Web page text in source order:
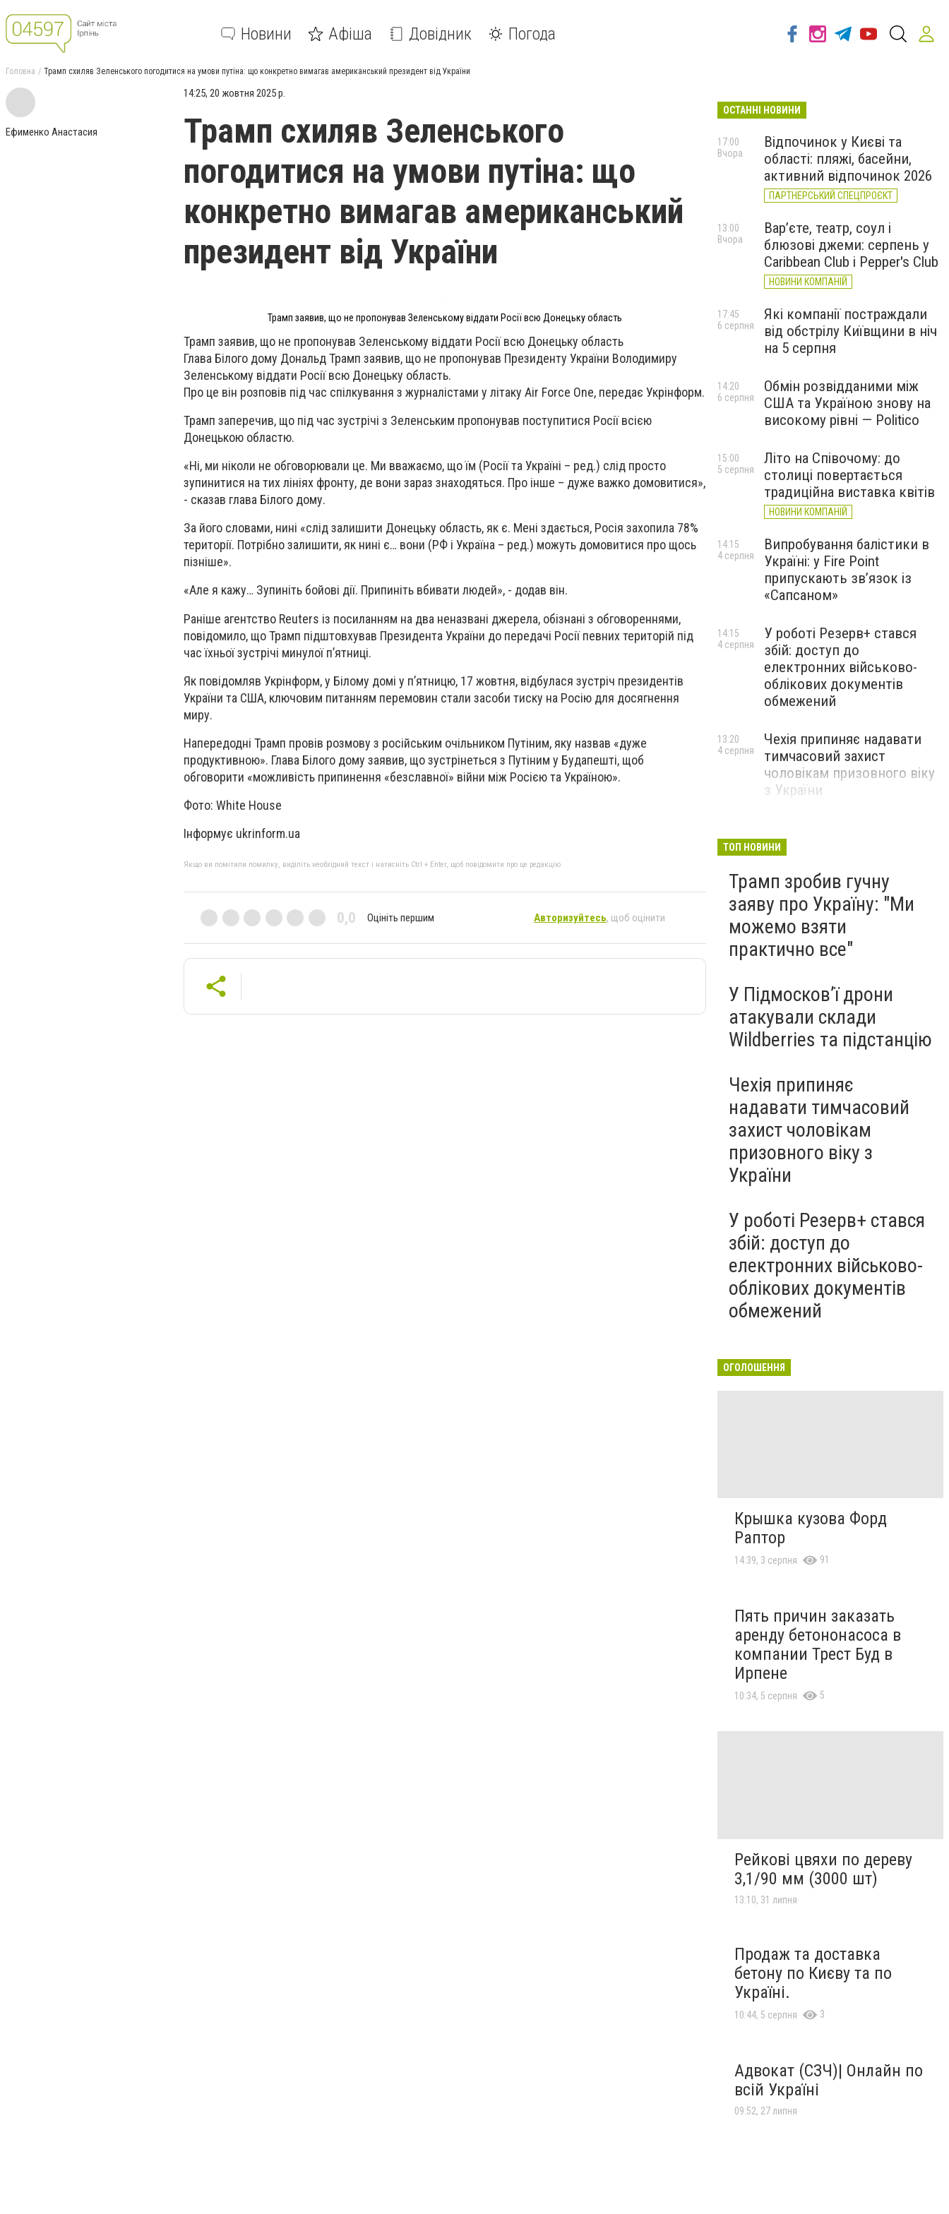
Новини Афіша Довідник Погода
Головна Трамп схиляв Зеленського погодитися на умови путіна: що конкретно вимагав американський президент від України
Ефименко Анастасия
14:25, 20 жовтня 2025 р.
Трамп схиляв Зеленського
погодитися на умови путіна: що
конкретно вимагав американський
президент від України
Трамп заявив, що не пропонував Зеленському віддати Росії всю Донецьку область
Трамп заявив, що не пропонував Зеленському віддати Росії всю Донецьку область
Глава Білого дому Дональд Трамп заявив, що не пропонував Президенту України Володимиру
Зеленському віддати Росії всю Донецьку область.
Про це він розповів під час спілкування з журналістами у літаку Air Force One, передає Укрінформ.
Трамп заперечив, що під час зустрічі з Зеленським пропонував поступитися Росії всією
Донецькою областю.
«Ні, ми ніколи не обговорювали це. Ми вважаємо, що їм (Росії та Україні – ред.) слід просто
зупинитися на тих лініях фронту, де вони зараз знаходяться. Про інше – дуже важко домовитися»,
- сказав глава Білого дому.
За його словами, нині «слід залишити Донецьку область, як є. Мені здається, Росія захопила 78%
території. Потрібно залишити, як нині є… вони (РФ і Україна – ред.) можуть домовитися про щось
пізніше».
«Але я кажу… Зупиніть бойові дії. Припиніть вбивати людей», - додав він.
Раніше агентство Reuters із посиланням на два неназвані джерела, обізнані з обговореннями,
повідомило, що Трамп підштовхував Президента України до передачі Росії певних територій під
час їхньої зустрічі минулої п’ятниці.
Як повідомляв Укрінформ, у Білому домі у п’ятницю, 17 жовтня, відбулася зустріч президентів
України та США, ключовим питанням перемовин стали засоби тиску на Росію для досягнення
миру.
Напередодні Трамп провів розмову з російським очільником Путіним, яку назвав «дуже
продуктивною». Глава Білого дому заявив, що зустрінеться з Путіним у Будапешті, щоб
обговорити «можливість припинення «безславної» війни між Росією та Україною».
Фото: White House
Інформує ukrinform.ua
Якщо ви помітили помилку, виділіть необхідний текст і натисніть Ctrl + Enter, щоб повідомити про це редакцію
0,0 Оцініть першим Авторизуйтесь, щоб оцінити
ОСТАННІ НОВИНИ
Відпочинок у Києві та
області: пляжі, басейни,
активний відпочинок 2026
ПАРТНЕРСЬКИЙ СПЕЦПРОЄКТ
17:00
Вчора
Вар’єте, театр, соул і
блюзові джеми: серпень у
Caribbean Club і Pepper's Club
НОВИНИ КОМПАНІЙ
13:00
Вчора
Які компанії постраждали
від обстрілу Київщини в ніч
на 5 серпня
17:45
6 серпня
Обмін розвідданими між
США та Україною знову на
високому рівні — Politico
14:20
6 серпня
Літо на Співочому: до
столиці повертається
традиційна виставка квітів
НОВИНИ КОМПАНІЙ
15:00
5 серпня
Випробування балістики в
Україні: у Fire Point
припускають зв’язок із
«Сапсаном»
14:15
4 серпня
У роботі Резерв+ стався
збій: доступ до
електронних військово-
облікових документів
обмежений
14:15
4 серпня
Чехія припиняє надавати
тимчасовий захист
чоловікам призовного віку
з України
13:20
4 серпня
ТОП НОВИНИ
Трамп зробив гучну
заяву про Україну: "Ми
можемо взяти
практично все"
У Підмосков’ї дрони
атакували склади
Wildberries та підстанцію
Чехія припиняє
надавати тимчасовий
захист чоловікам
призовного віку з
України
У роботі Резерв+ стався
збій: доступ до
електронних військово-
облікових документів
обмежений
ОГОЛОШЕННЯ
Крышка кузова Форд
Раптор
14:39, 3 серпня 91
Пять причин заказать
аренду бетононасоса в
компании Трест Буд в
Ирпене
10:34, 5 серпня 5
Рейкові цвяхи по дереву
3,1/90 мм (3000 шт)
13:10, 31 липня
Продаж та доставка
бетону по Києву та по
Україні.
10:44, 5 серпня 3
Адвокат (СЗЧ)| Онлайн по
всій Україні
09:52, 27 липня